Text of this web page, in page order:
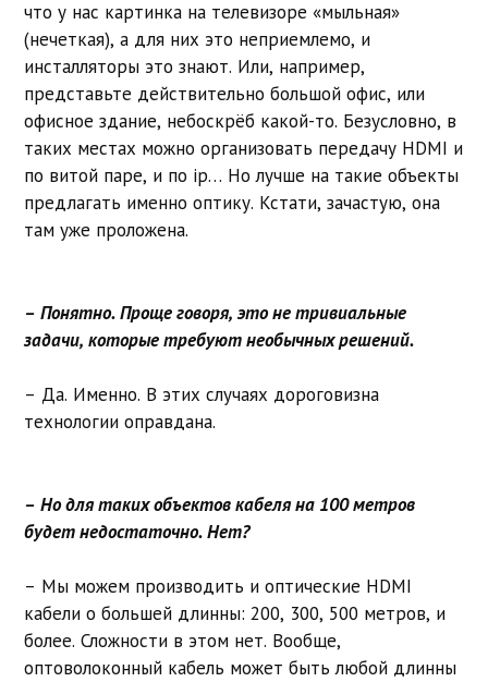
что у нас картинка на телевизоре «мыльная»
(нечеткая), а для них это неприемлемо, и
инсталляторы это знают. Или, например,
представьте действительно большой офис, или
офисное здание, небоскрёб какой-то. Безусловно, в
таких местах можно организовать передачу HDMI и
по витой паре, и по ip… Но лучше на такие объекты
предлагать именно оптику. Кстати, зачастую, она
там уже проложена.
– Понятно. Проще говоря, это не тривиальные
задачи, которые требуют необычных решений.
– Да. Именно. В этих случаях дороговизна
технологии оправдана.
– Но для таких объектов кабеля на 100 метров
будет недостаточно. Нет?
– Мы можем производить и оптические HDMI
кабели о большей длинны: 200, 300, 500 метров, и
более. Сложности в этом нет. Вообще,
оптоволоконный кабель может быть любой длинны